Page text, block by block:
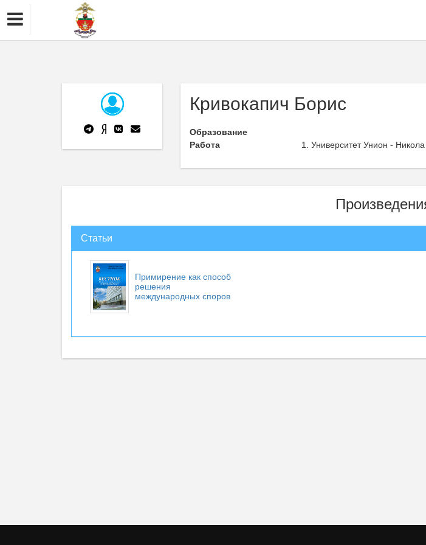
Кривокапич Борис
Образование
Работа
Университет Унион - Никола
Статьи
Примирение как способ
решения
международных споров